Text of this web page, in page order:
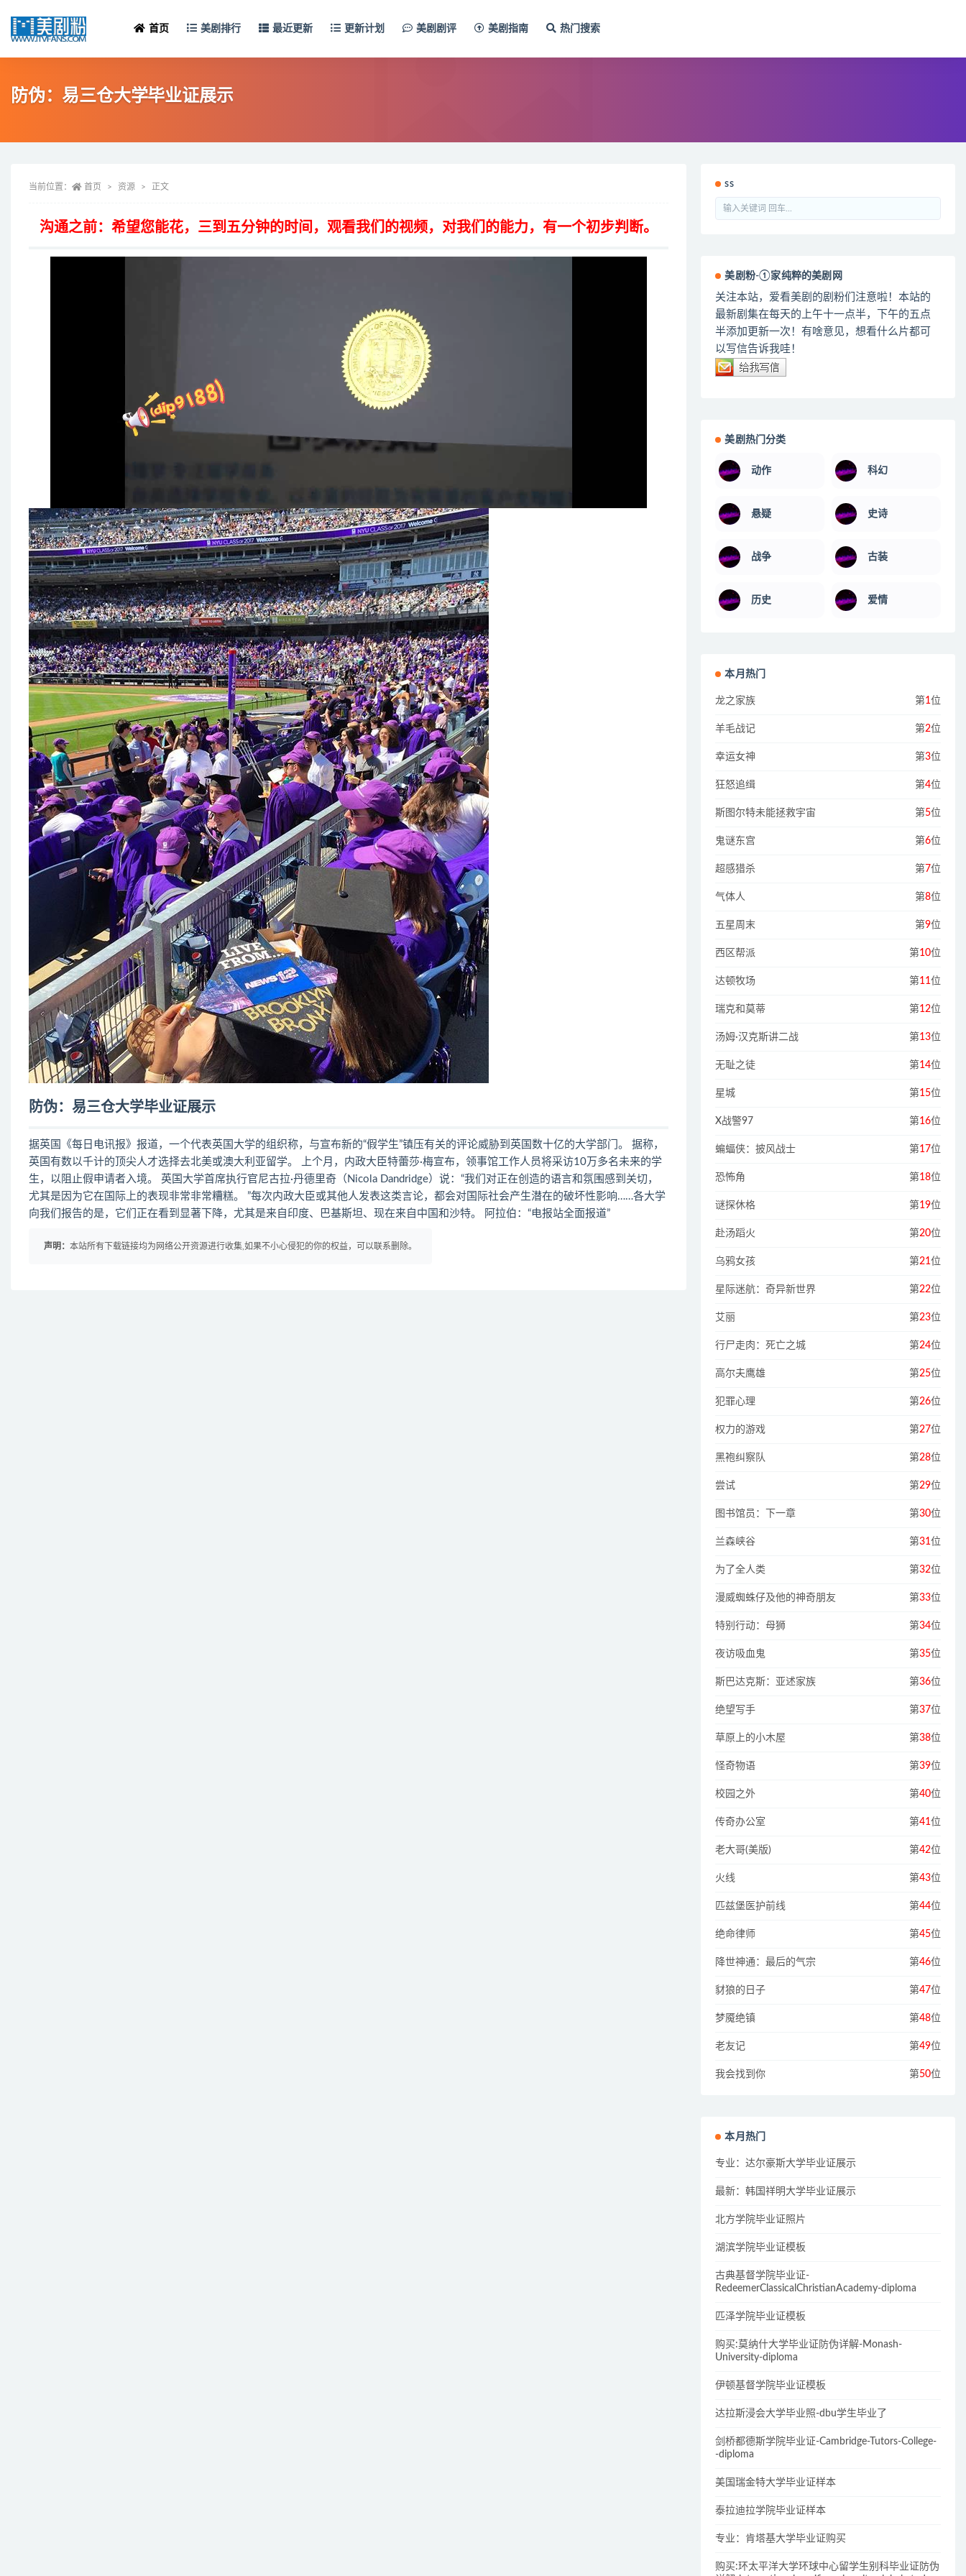
首页 美剧排行 最近更新 更新计划 美剧剧评 美剧指南 热门搜索
防伪：易三仓大学毕业证展示
当前位置： 首页 资源 正文
沟通之前：希望您能花，三到五分钟的时间，观看我们的视频，对我们的能力，有一个初步判断。
防伪：易三仓大学毕业证展示
据英国《每日电讯报》报道，一个代表英国大学的组织称，与宣布新的“假学生”镇压有关的评论威胁到英国数十亿的大学部门。 据称，
英国有数以千计的顶尖人才选择去北美或澳大利亚留学。 上个月，内政大臣特蕾莎·梅宣布，领事馆工作人员将采访10万多名未来的学
生，以阻止假申请者入境。 英国大学首席执行官尼古拉·丹德里奇（Nicola Dandridge）说：“我们对正在创造的语言和氛围感到关切，
尤其是因为它在国际上的表现非常非常糟糕。 ”每次内政大臣或其他人发表这类言论，都会对国际社会产生潜在的破坏性影响……各大学
向我们报告的是，它们正在看到显著下降，尤其是来自印度、巴基斯坦、现在来自中国和沙特。 阿拉伯：“电报站全面报道”
声明： 本站所有下载链接均为网络公开资源进行收集,如果不小心侵犯的你的权益，可以联系删除。
ss
美剧粉-①家纯粹的美剧网
关注本站，爱看美剧的剧粉们注意啦！本站的
最新剧集在每天的上午十一点半，下午的五点
半添加更新一次！有啥意见，想看什么片都可
以写信告诉我哇！
美剧热门分类
动作 科幻
悬疑 史诗
战争 古装
历史 爱情
本月热门
龙之家族 第1位
羊毛战记 第2位
幸运女神 第3位
狂怒追缉 第4位
斯图尔特未能拯救宇宙 第5位
鬼谜东宫 第6位
超感猎杀 第7位
气体人 第8位
五星周末 第9位
西区帮派 第10位
达顿牧场 第11位
瑞克和莫蒂 第12位
汤姆·汉克斯讲二战 第13位
无耻之徒 第14位
星城 第15位
X战警97 第16位
蝙蝠侠：披风战士 第17位
恐怖角 第18位
谜探休格 第19位
赴汤蹈火 第20位
乌鸦女孩 第21位
星际迷航：奇异新世界 第22位
艾丽 第23位
行尸走肉：死亡之城 第24位
高尔夫鹰雄 第25位
犯罪心理 第26位
权力的游戏 第27位
黑袍纠察队 第28位
尝试 第29位
图书馆员：下一章 第30位
兰森峡谷 第31位
为了全人类 第32位
漫威蜘蛛仔及他的神奇朋友 第33位
特别行动：母狮 第34位
夜访吸血鬼 第35位
斯巴达克斯：亚述家族 第36位
绝望写手 第37位
草原上的小木屋 第38位
怪奇物语 第39位
校园之外 第40位
传奇办公室 第41位
老大哥(美版) 第42位
火线 第43位
匹兹堡医护前线 第44位
绝命律师 第45位
降世神通：最后的气宗 第46位
豺狼的日子 第47位
梦魇绝镇 第48位
老友记 第49位
我会找到你 第50位
本月热门
专业：达尔豪斯大学毕业证展示
最新：韩国祥明大学毕业证展示
北方学院毕业证照片
湖滨学院毕业证模板
古典基督学院毕业证-
RedeemerClassicalChristianAcademy-diploma
匹泽学院毕业证模板
购买:莫纳什大学毕业证防伪详解-Monash-
University-diploma
伊顿基督学院毕业证模板
达拉斯浸会大学毕业照-dbu学生毕业了
剑桥都德斯学院毕业证-Cambridge-Tutors-College-
-diploma
美国瑞金特大学毕业证样本
泰拉迪拉学院毕业证样本
专业：肯塔基大学毕业证购买
购买:环太平洋大学环球中心留学生别科毕业证防伪